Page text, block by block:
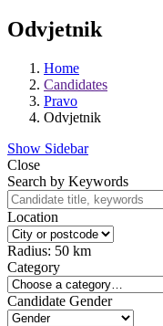
Odvjetnik
Home
Candidates
Pravo
Odvjetnik
Show Sidebar
Close
Search by Keywords
Location
Radius: 50 km
Category
Candidate Gender